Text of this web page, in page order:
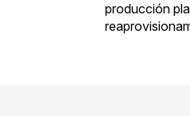
producción